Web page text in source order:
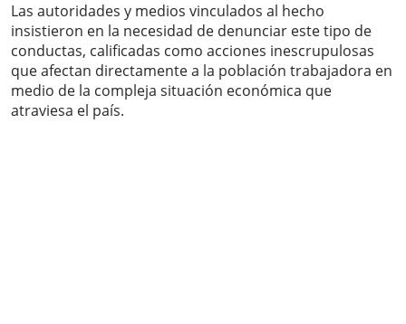
Las autoridades y medios vinculados al hecho
insistieron en la necesidad de denunciar este tipo de
conductas, calificadas como acciones inescrupulosas
que afectan directamente a la población trabajadora en
medio de la compleja situación económica que
atraviesa el país.